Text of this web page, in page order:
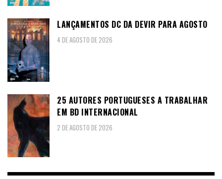
LANÇAMENTOS DC DA DEVIR PARA AGOSTO
4 DE AGOSTO DE 2026
25 AUTORES PORTUGUESES A TRABALHAR
EM BD INTERNACIONAL
2 DE AGOSTO DE 2026